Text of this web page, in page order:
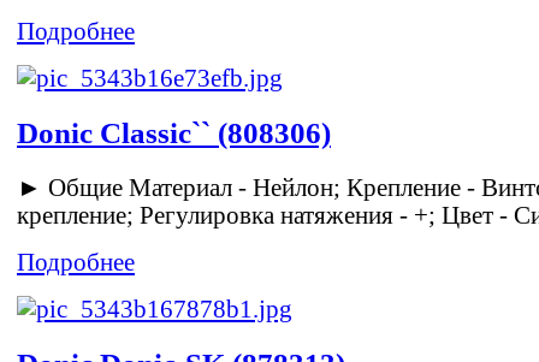
Подробнее
Donic Classic`` (808306)
► Общие Материал - Нейлон; Крепление -
крепление; Регулировка натяжения - +; Цвет -
Подробнее